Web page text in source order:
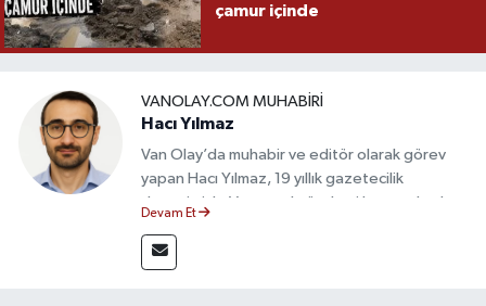
çamur içinde
VANOLAY.COM MUHABIRI
Hacı Yılmaz
Van Olay’da muhabir ve editör olarak görev
yapan Hacı Yılmaz, 19 yıllık gazetecilik
deneyimiyle Van yerel gündemi başta olmak
takip etmektedir. Editoryal sürece katkı sunan
Yılmaz, tarafsızlık, doğruluk ve etik ilkeler
Devam Et